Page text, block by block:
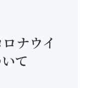
ナウイ
て